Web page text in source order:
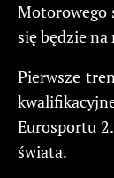
Motorowego
się będzie
Pierwsze
Eurosportu
świata.